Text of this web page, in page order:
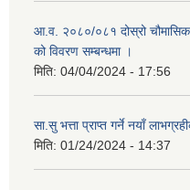
आ.व. २०८०/०८१ दोस्रो चौमासिक
को विवरण सम्बन्धमा ।
मिति: 04/04/2024 - 17:56
सा.सु भत्ता प्राप्त गर्ने नयाँ
मिति: 01/24/2024 - 14:37